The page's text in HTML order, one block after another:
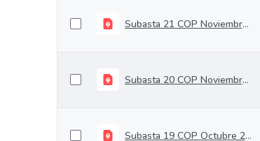
Subasta 21 COP Noviembre 26 de 2025
Subasta 20 COP Noviembre 12 de 2025
Subasta 19 COP Octubre 29 de 2025